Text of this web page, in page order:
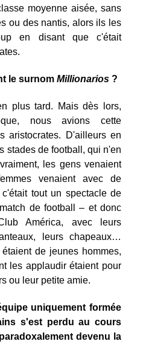
moyenne aisée, sans
ou des nantis, alors ils les
en disant que c'était
le surnom Millionarios ?
plus tard. Mais dès lors,
nous avions cette
aristocrates. D'ailleurs en
stades de football, qui n'en
les gens venaient
venaient avec de
tout un spectacle de
de football – et donc
América, avec leurs
leurs chapeaux…
de jeunes hommes,
les applaudir étaient pour
ou leur petite amie.
uniquement formée
s'est perdu au cours
devenu la